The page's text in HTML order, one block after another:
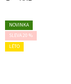
NOVINKA
SLEVA 20 %
LÉTO